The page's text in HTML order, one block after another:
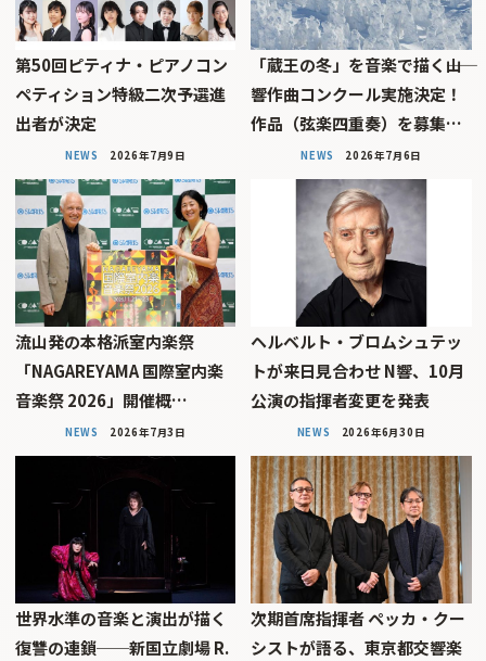
第50回ピティナ・ピアノコン
ペティション特級二次予選進
出者が決定
NEWS 2026年7月9日
「蔵王の冬」を音楽で描く――山
響作曲コンクール実施決定！
作品（弦楽四重奏）を募集…
NEWS 2026年7月6日
流山発の本格派室内楽祭
「NAGAREYAMA 国際室内楽
音楽祭 2026」開催概…
NEWS 2026年7月3日
ヘルベルト・ブロムシュテッ
トが来日見合わせ N響、10月
公演の指揮者変更を発表
NEWS 2026年6月30日
世界水準の音楽と演出が描く
復讐の連鎖──新国立劇場 R.
次期首席指揮者 ペッカ・クー
シストが語る、東京都交響楽